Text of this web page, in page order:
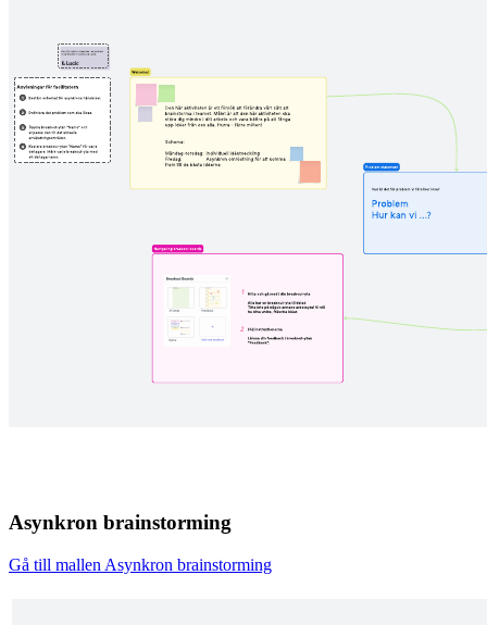
Asynkron brainstorming
Gå till mallen Asynkron brainstorming